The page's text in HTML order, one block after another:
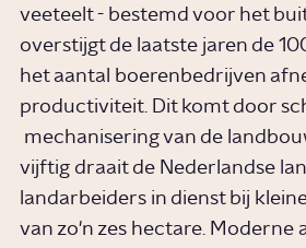
veeteelt - bestemd voor het
overstijgt de laatste jaren de
het aantal boerenbedrijven
productiviteit. Dit komt door
mechanisering van de
vijftig draait de Nederlandse
landarbeiders in dienst bij
van zo'n zes hectare. Moderne